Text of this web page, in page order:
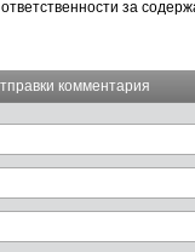
за
комментария